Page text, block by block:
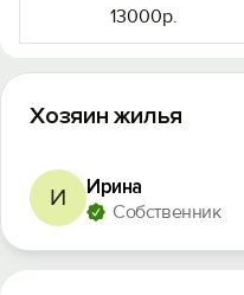
13000р.
Хозяин жилья
И Ирина
Собственник